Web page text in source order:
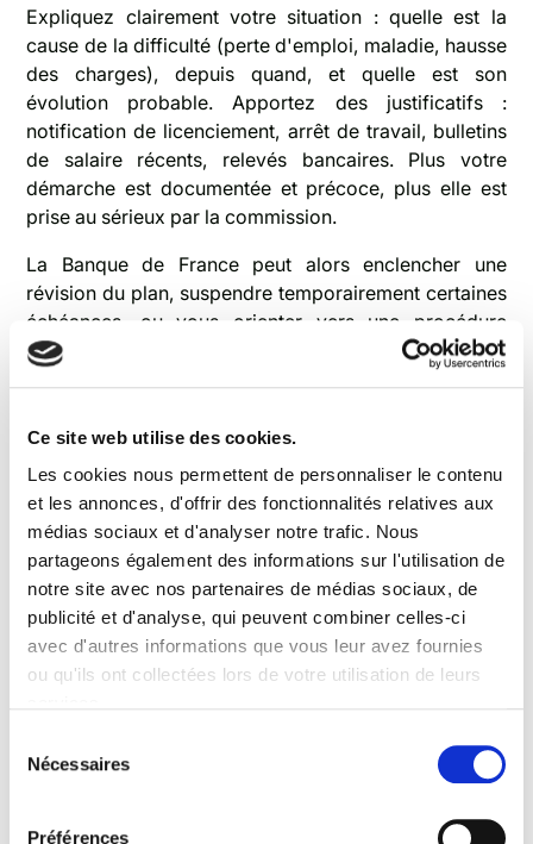
Ce site web utilise des cookies.
Les cookies nous permettent de personnaliser le contenu
et les annonces, d'offrir des fonctionnalités relatives aux
médias sociaux et d'analyser notre trafic. Nous
partageons également des informations sur l'utilisation de
notre site avec nos partenaires de médias sociaux, de
publicité et d'analyse, qui peuvent combiner celles-ci
avec d'autres informations que vous leur avez fournies
ou qu'ils ont collectées lors de votre utilisation de leurs
Nécessaires
Préférences
Expliquez clairement votre situation : quelle est la
cause de la difficulté (perte d'emploi, maladie, hausse
des charges), depuis quand, et quelle est son
évolution probable. Apportez des justificatifs :
notification de licenciement, arrêt de travail, bulletins
de salaire récents, relevés bancaires. Plus votre
démarche est documentée et précoce, plus elle est
prise au sérieux par la commission.
La Banque de France peut alors enclencher une
révision du plan, suspendre temporairement certaines
échéances, ou vous orienter vers une procédure
adaptée à votre nouvelle situation. Elle n'est pas là
pour vous juger : elle est là pour trouver une solution
Négocier un
aménagement amiable
avec ses créanciers
En parallèle de la démarche auprès de la Banque de
France, vous pouvez contacter directement vos
créanciers pour signaler votre difficulté et demander
conditions de votre plan de surendettement auprès de
vos créanciers, afin d’adapter les modalités de
remboursement à votre nouvelle situation. Certains